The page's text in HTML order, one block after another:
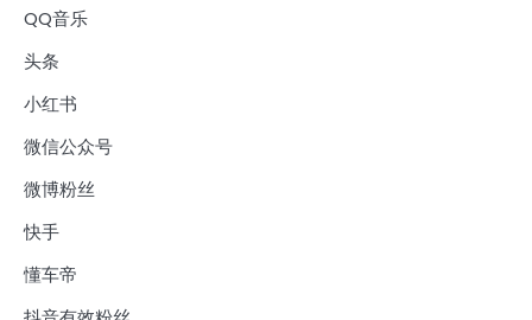
QQ音乐
头条
小红书
微信公众号
微博粉丝
快手
懂车帝